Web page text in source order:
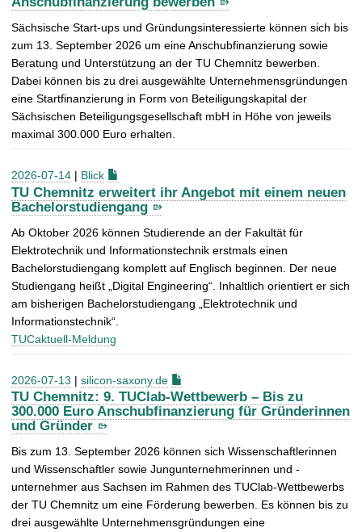
Sächsische Start-ups und Gründungsinteressierte können sich bis
zum 13. September 2026 um eine Anschubfinanzierung sowie
Beratung und Unterstützung an der TU Chemnitz bewerben.
Dabei können bis zu drei ausgewählte Unternehmensgründungen
eine Startfinanzierung in Form von Beteiligungskapital der
Sächsischen Beteiligungsgesellschaft mbH in Höhe von jeweils
maximal 300.000 Euro erhalten.
2026-07-14 | Blick
TU Chemnitz erweitert ihr Angebot mit einem neuen
Bachelorstudiengang
Ab Oktober 2026 können Studierende an der Fakultät für
Elektrotechnik und Informationstechnik erstmals einen
Bachelorstudiengang komplett auf Englisch beginnen. Der neue
Studiengang heißt „Digital Engineering“. Inhaltlich orientiert er sich
am bisherigen Bachelorstudiengang „Elektrotechnik und
Informationstechnik“.
TUCaktuell-Meldung
2026-07-13 | silicon-saxony.de
TU Chemnitz: 9. TUClab-Wettbewerb – Bis zu
300.000 Euro Anschubfinanzierung für Gründerinnen
und Gründer
Bis zum 13. September 2026 können sich Wissenschaftlerinnen
und Wissenschaftler sowie Jungunternehmerinnen und -
unternehmer aus Sachsen im Rahmen des TUClab-Wettbewerbs
der TU Chemnitz um eine Förderung bewerben. Es können bis zu
drei ausgewählte Unternehmensgründungen eine